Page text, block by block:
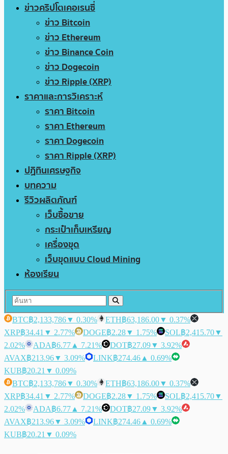
ข่าวคริปโตเคอเรนซี่
ข่าว Bitcoin
ข่าว Ethereum
ข่าว Binance Coin
ข่าว Dogecoin
ข่าว Ripple (XRP)
ราคาและการวิเคราะห์
ราคา Bitcoin
ราคา Ethereum
ราคา Dogecoin
ราคา Ripple (XRP)
ปฏิทินเศรษฐกิจ
บทความ
รีวิวผลิตภัณฑ์
เว็บซื้อขาย
กระเป๋าเก็บเหรียญ
เครื่องขุด
เว็บขุดแบบ Cloud Mining
ห้องเรียน
BTC฿2,133,786▼ 0.30% ETH฿63,186.00▼ 0.37%
XRP฿34.41 ▼ 2.77% DOGE฿2.28▼ 1.75% SOL฿2,415.70▼
2.02%
ADA฿6.77 ▲ 7.21% DOT฿27.09▼ 3.92%
AVAX฿213.96▼ 3.09% LINK฿274.46 ▲ 0.69%
KUB฿20.21 ▼ 0.09%
BTC฿2,133,786▼ 0.30% ETH฿63,186.00▼ 0.37%
XRP฿34.41 ▼ 2.77% DOGE฿2.28▼ 1.75% SOL฿2,415.70▼
2.02%
ADA฿6.77 ▲ 7.21% DOT฿27.09▼ 3.92%
AVAX฿213.96▼ 3.09% LINK฿274.46 ▲ 0.69%
KUB฿20.21 ▼ 0.09%